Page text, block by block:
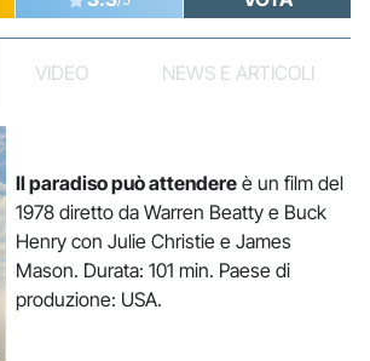
VIDEO NEWS E ARTICOLI
Il paradiso può attendereè un film del
1978 diretto da Warren Beatty e Buck
Henry con Julie Christie e James
Mason. Durata: 101 min. Paese di
produzione: USA.